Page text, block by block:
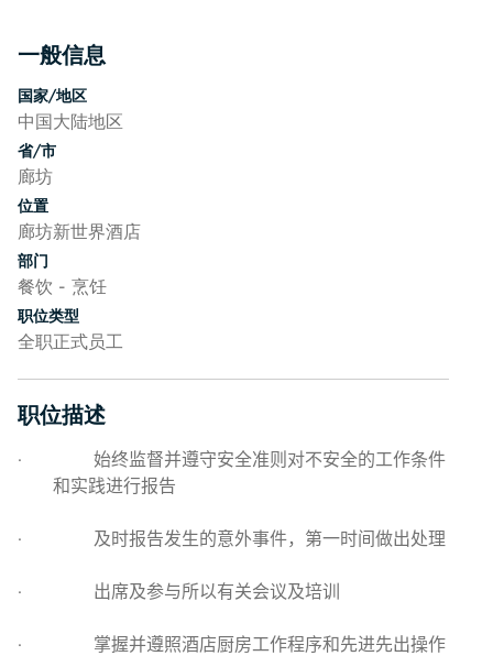
一般信息
按空格键或回车键来切换相应部分的可见性
国家/地区
中国大陆地区
省/市
廊坊
位置
廊坊新世界酒店
部门
餐饮 - 烹饪
职位类型
全职正式员工
职位描述
按空格键或回车键来切换相应部分的可见性
·
始终监督并遵守安全准则对不安全的工作条件
和实践进行报告
· 及时报告发生的意外事件，第一时间做出处理
· 出席及参与所以有关会议及培训
·
掌握并遵照酒店厨房工作程序和先进先出操作